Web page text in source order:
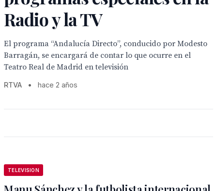
Radio y la TV
El programa “Andalucía Directo”, conducido por Modesto
Barragán, se encargará de contar lo que ocurre en el
Teatro Real de Madrid en televisión
RTVA • hace 2 años
TELEVISION